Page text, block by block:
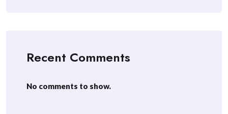
Recent Comments
No comments to show.